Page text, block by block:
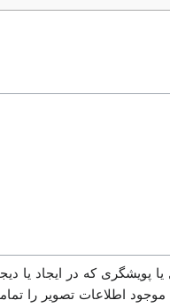
پویشگری که در ایجاد یا
اطلاعات تصویر را